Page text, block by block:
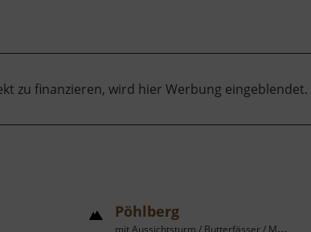
zu finanzieren, wird hier Werbung eingeblendet.
Pöhlberg
mit Aussichtsturm / Butterfässer / Mittleres Erzgebirge